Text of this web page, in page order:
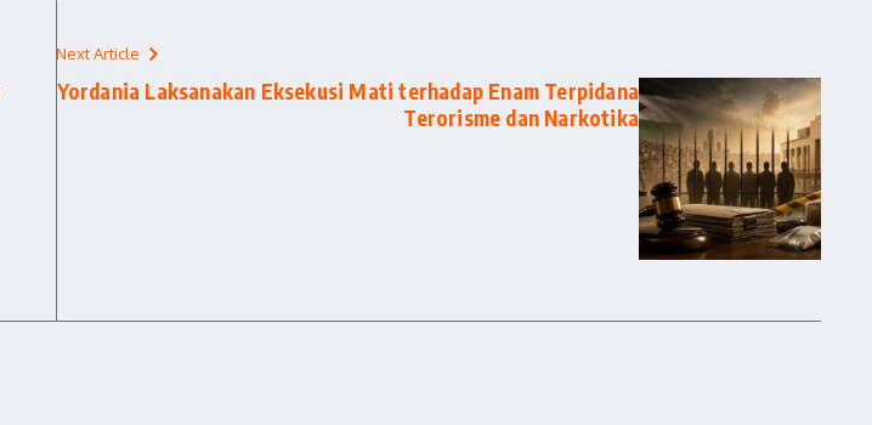
Next Article
Yordania Laksanakan Eksekusi Mati terhadap Enam Terpidana
Terorisme dan Narkotika